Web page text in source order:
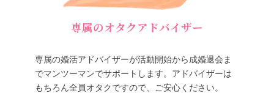
専属のオタクアドバイザー
専属の婚活アドバイザーが活動開始から成婚退会ま
でマンツーマンでサポートします。アドバイザーは
もちろん全員オタクですので、ご安心ください。